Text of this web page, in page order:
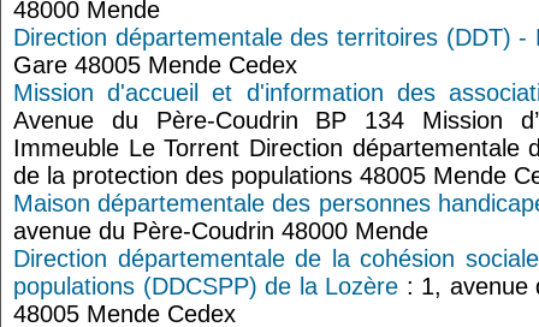
48000 Mende
Direction départementale des territoires (DDT) -
Gare 48005 Mende Cedex
Mission d'accueil et d'information des
Avenue du Père-Coudrin BP 134 Mission
Immeuble Le Torrent Direction départementale
de la protection des populations 48005 Mende
Maison départementale des personnes
avenue du Père-Coudrin 48000 Mende
Direction départementale de la cohésion
populations (DDCSPP) de la Lozère : 1, avenue
48005 Mende Cedex